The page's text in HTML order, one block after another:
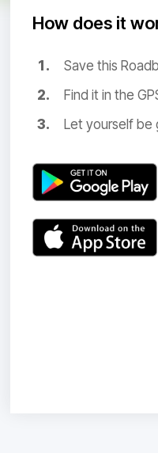
How does it
Save this
Find it in the
Let yourself be